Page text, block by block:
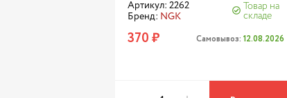
Артикул: 2262
Бренд: NGK
Товар на
складе
370 ₽ Самовывоз: 12.08.2026